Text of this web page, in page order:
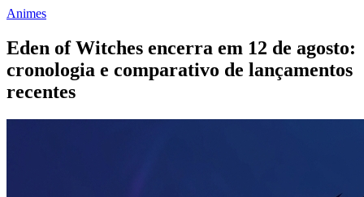
Animes
Eden of Witches encerra em 12 de agosto:
cronologia e comparativo de lançamentos
recentes